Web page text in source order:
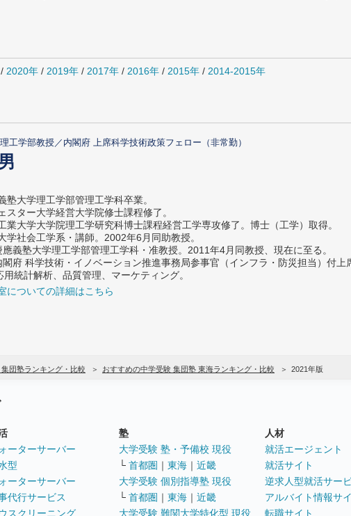
/ 2020年 / 2019年 / 2017年 / 2016年 / 2015年 / 2014-2015年
工学部教授／内閣府 上席科学技術政策フェロー（非常勤）
塾大学理工学部管理工学科卒業。
スター大学経営大学院修士課程修了。
業大学大学院理工学研究科博士課程経営工学専攻修了。博士（工学）取得。
学社会工学系・講師。2002年6月同助教授。
義塾大学理工学部管理工学科・准教授。2011年4月同教授、現在に至る。
府 科学技術・イノベーション推進事務局参事官（インフラ・防災担当）付上
統計解析、品質管理、マーケティング。
についての詳細はこちら
団塾ランキング・比較 おすすめの中学受験 集団塾 東海ランキング・比較 2021年版
ーターサーバー
型
ーターサーバー
代行サービス
スクリーニング
塾
大学受験 塾・予備校 現役
└ 首都圏 ｜ 東海 ｜ 近畿
大学受験 個別指導塾 現役
└ 首都圏 ｜ 東海 ｜ 近畿
大学受験 難関大学特化型 現役
人材
就活エージェント
就活サイト
逆求人型就活サー
アルバイト情報サ
転職サイト